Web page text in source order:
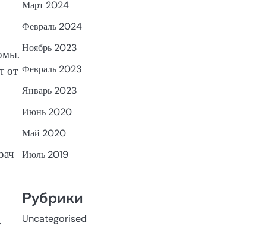
от
Март 2024
Февраль 2024
Ноябрь 2023
Февраль 2023
Январь 2023
Июнь 2020
Май 2020
Июль 2019
Рубрики
Uncategorised